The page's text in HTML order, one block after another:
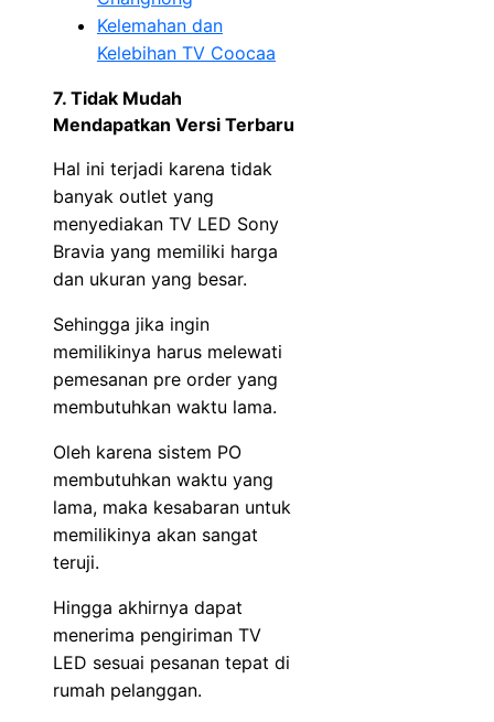
Kelemahan dan
Kelebihan TV Coocaa
7. Tidak Mudah
Mendapatkan Versi Terbaru
Hal ini terjadi karena tidak
banyak outlet yang
menyediakan TV LED Sony
Bravia yang memiliki harga
dan ukuran yang besar.
Sehingga jika ingin
memilikinya harus melewati
pemesanan pre order yang
membutuhkan waktu lama.
Oleh karena sistem PO
membutuhkan waktu yang
lama, maka kesabaran untuk
memilikinya akan sangat
teruji.
Hingga akhirnya dapat
menerima pengiriman TV
LED sesuai pesanan tepat di
rumah pelanggan.